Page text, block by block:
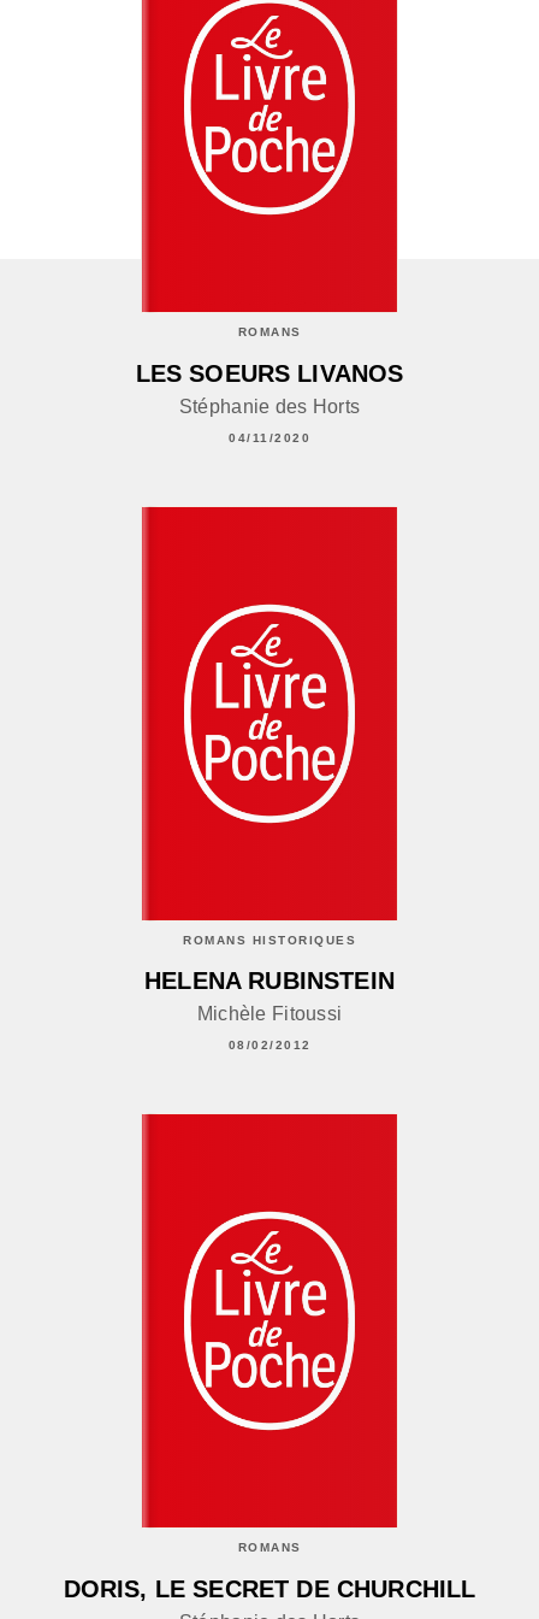
ROMANS
LES SOEURS LIVANOS
Stéphanie des Horts
04/11/2020
ROMANS HISTORIQUES
HELENA RUBINSTEIN
Michèle Fitoussi
08/02/2012
ROMANS
DORIS, LE SECRET DE CHURCHILL